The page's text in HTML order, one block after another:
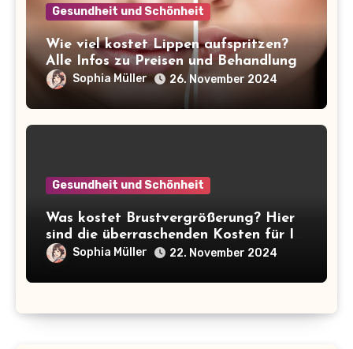
Gesundheit und Schönheit
Wie viel kostet Lippen aufspritzen?
Alle Infos zu Preisen und Behandlung
Sophia Müller 26. November 2024
Gesundheit und Schönheit
Was kostet Brustvergrößerung? Hier
sind die überraschenden Kosten für Ihr
Wunsch-Double!
Sophia Müller 22. November 2024